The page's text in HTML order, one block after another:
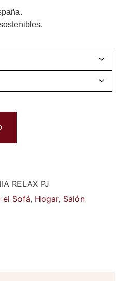
RELAX PJ
el Sofá, Hogar, Salón